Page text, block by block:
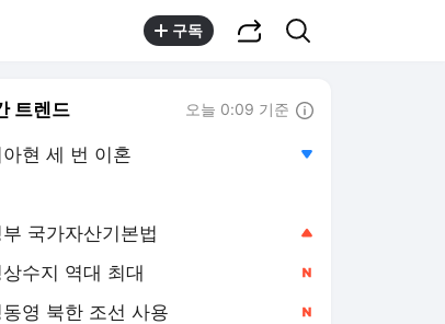
구독
트렌드 오늘 0:09 기준
아현 세 번 이혼
부 국가자산기본법
상수지 역대 최대
동영 북한 조선 사용